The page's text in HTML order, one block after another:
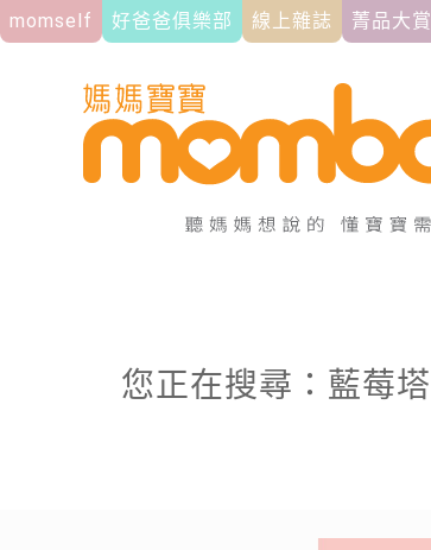
momself 好爸爸俱樂部 線上雜誌 菁品大賞
您正在搜尋：藍莓塔